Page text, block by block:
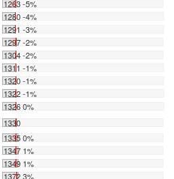
1263 -5%
1280 -4%
1291 -3%
1297 -2%
1304 -2%
1311 -1%
1320 -1%
1322 -1%
1326 0%
1330
1335 0%
1347 1%
1349 1%
1372 3%